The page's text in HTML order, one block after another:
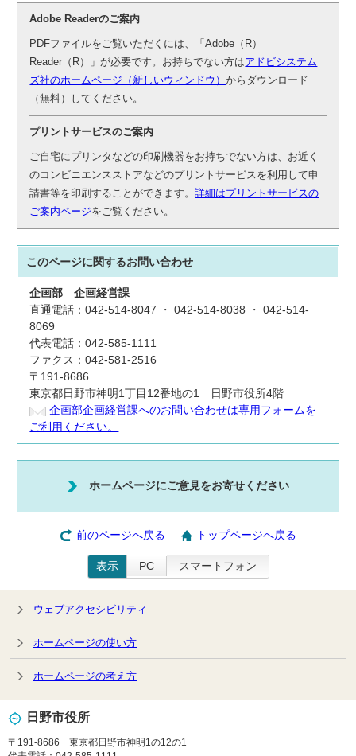
Adobe Readerのご案内
PDFファイルをご覧いただくには、「Adobe（R）
Reader（R）」が必要です。お持ちでない方はアドビシステム
ズ社のホームページ（新しいウィンドウ）からダウンロード
（無料）してください。
プリントサービスのご案内
ご自宅にプリンタなどの印刷機器をお持ちでない方は、お近く
のコンビニエンスストアなどのプリントサービスを利用して申
請書等を印刷することができます。詳細はプリントサービスの
ご案内ページをご覧ください。
このページに関するお問い合わせ
企画部企画経営課
直通電話：042-514-8047 ・ 042-514-8038 ・ 042-514-
8069
代表電話：042-585-1111
ファクス：042-581-2516
〒191-8686
東京都日野市神明1丁目12番地の1 日野市役所4階
企画部企画経営課へのお問い合わせは専用フォームを
ご利用ください。
ホームページにご意見をお寄せください
前のページへ戻る トップページへ戻る
表示 PC スマートフォン
ウェブアクセシビリティ
ホームページの使い方
ホームページの考え方
日野市役所
〒191-8686 東京都日野市神明1の12の1